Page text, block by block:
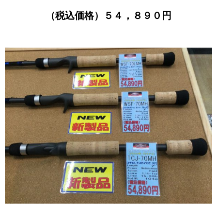
（税込価格）５４，８９０円